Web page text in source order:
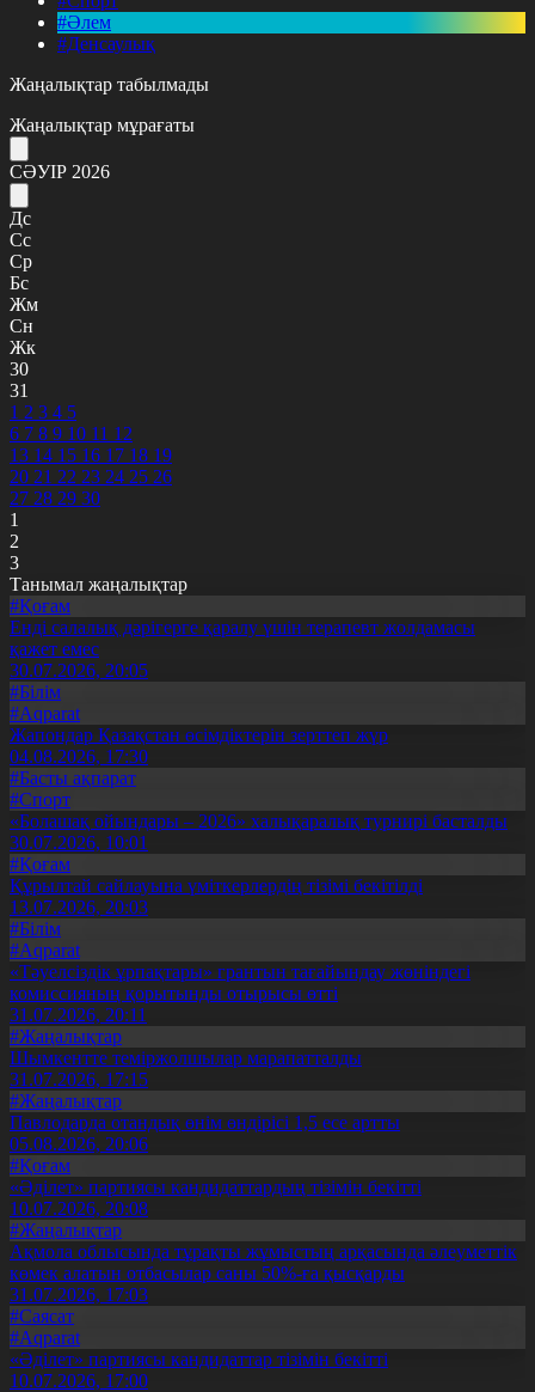
#Әлем
#Денсаулық
Жаңалықтар табылмады
Жаңалықтар мұрағаты
СӘУІР 2026
Дс
Сс
Ср
Бс
Жм
Сн
Жк
30
31
1 2 3 4 5
6 7 8 9 10 11 12
13 14 15 16 17 18 19
20 21 22 23 24 25 26
27 28 29 30
1
2
3
Танымал жаңалықтар
#Қоғам
Енді салалық дәрігерге қаралу үшін терапевт жолдамасы
қажет емес
30.07.2026, 20:05
#Білім
#Aqparat
Жапондар Қазақстан өсімдіктерін зерттеп жүр
04.08.2026, 17:30
#Басты ақпарат
#Спорт
«Болашақ ойындары – 2026» халықаралық турнирі басталды
30.07.2026, 10:01
#Қоғам
Құрылтай сайлауына үміткерлердің тізімі бекітілді
13.07.2026, 20:03
#Білім
#Aqparat
«Тәуелсіздік ұрпақтары» грантын тағайындау жөніндегі
комиссияның қорытынды отырысы өтті
31.07.2026, 20:11
#Жаңалықтар
Шымкентте теміржолшылар марапатталды
31.07.2026, 17:15
#Жаңалықтар
Павлодарда отандық өнім өндірісі 1,5 есе артты
05.08.2026, 20:06
#Қоғам
«Әділет» партиясы кандидаттардың тізімін бекітті
10.07.2026, 20:08
#Жаңалықтар
Ақмола облысында тұрақты жұмыстың арқасында әлеуметтік
көмек алатын отбасылар саны 50%-ға қысқарды
31.07.2026, 17:03
#Саясат
#Aqparat
«Әділет» партиясы кандидаттар тізімін бекітті
10.07.2026, 17:00